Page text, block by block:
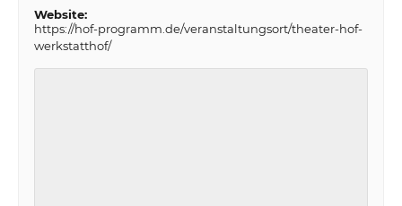
Website:
https://hof-programm.de/veranstaltungsort/theater-hof-
werkstatthof/